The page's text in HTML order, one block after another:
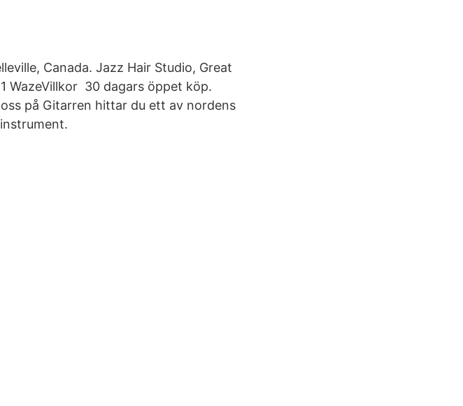
Canada. Jazz Hair Studio, Great
WazeVillkor 30 dagars öppet köp.
på Gitarren hittar du ett av nordens